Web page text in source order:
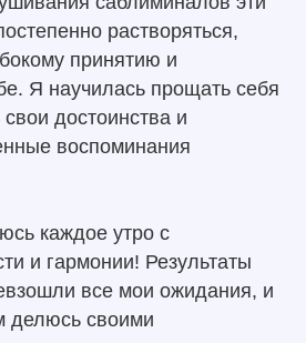
растворяться,
принятию и
Я научилась прощать себя
достоинства и
воспоминания
каждое утро с
и гармонии! Результаты
все мои ожидания, и
делюсь своими